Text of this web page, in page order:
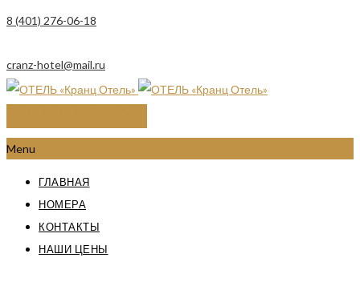
8 (401) 276-06-18
cranz-hotel@mail.ru
Menu
ГЛАВНАЯ
НОМЕРА
КОНТАКТЫ
НАШИ ЦЕНЫ